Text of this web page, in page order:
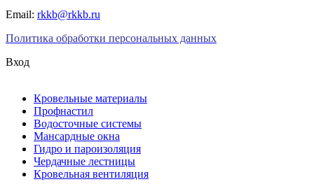
Email: rkkb@rkkb.ru
Политика обработки персональных данных
Вход
Кровельные материалы
Профнастил
Водосточные системы
Мансардные окна
Гидро и пароизоляция
Чердачные лестницы
Кровельная вентиляция